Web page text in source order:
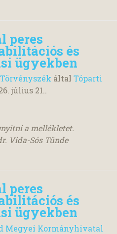
peres
és
ügyekben
által Tóparti
július 21..
a mellékletet.
Sós Tünde
peres
és
ügyekben
Megyei Kormányhivatal